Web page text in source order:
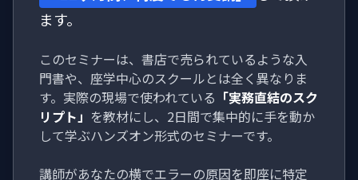
ます。
このセミナーは、書店で売られているような入
門書や、座学中心のスクールとは全く異なりま
す。実際の現場で使われている 「実務直結のスク
リプト」 を教材にし、2日間で集中的に手を動か
して学ぶハンズオン形式のセミナーです。
講師があなたの横でエラーの原因を即座に特定